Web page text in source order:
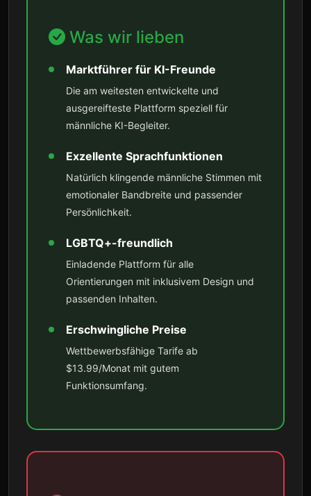
Was wir lieben
Marktführer für KI-Freunde
Die am weitesten entwickelte und
ausgereifteste Plattform speziell für
männliche KI-Begleiter.
Exzellente Sprachfunktionen
Natürlich klingende männliche Stimmen mit
emotionaler Bandbreite und passender
Persönlichkeit.
LGBTQ+-freundlich
Einladende Plattform für alle
Orientierungen mit inklusivem Design und
passenden Inhalten.
Erschwingliche Preise
Wettbewerbsfähige Tarife ab
$13.99/Monat mit gutem
Funktionsumfang.